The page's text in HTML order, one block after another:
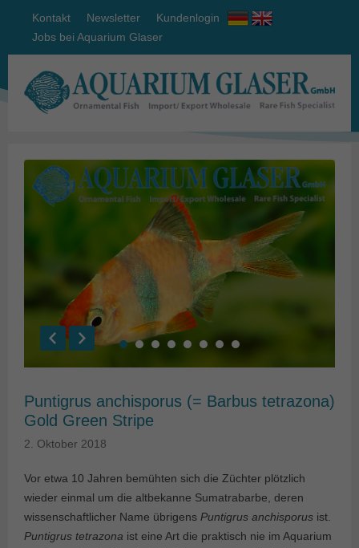
Kontakt Newsletter
Kundenlogin
Jobs bei Aquarium Glaser
Puntigrus anchisporus (= Barbus tetrazona)
Gold Green Stripe
2. Oktober 2018
Vor etwa 10 Jahren bemühten sich die Züchter plötzlich
wieder einmal um die altbekanne Sumatrabarbe, deren
wissenschaftlicher Name übrigens Puntigrus anchisporus ist.
Puntigrus tetrazona ist eine Art die praktisch nie im Aquarium